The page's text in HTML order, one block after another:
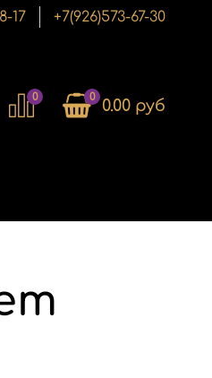
17 +7(926)573-67-30
0 0 0.00 руб